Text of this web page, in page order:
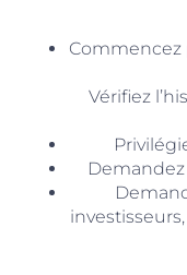
Commencez
Vérifiez